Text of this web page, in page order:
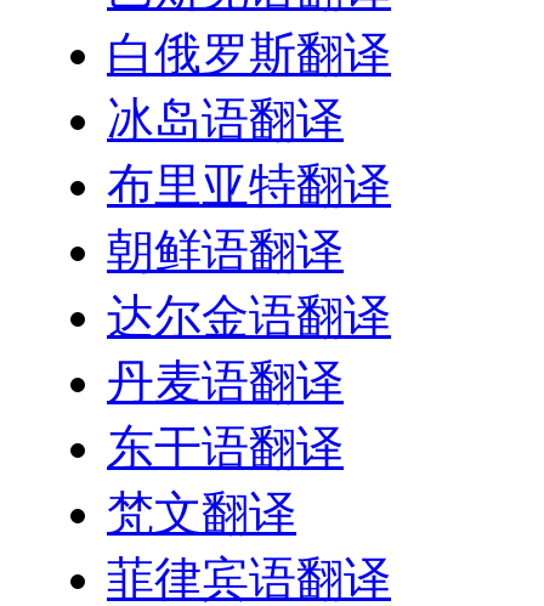
白俄罗斯翻译
冰岛语翻译
布里亚特翻译
朝鲜语翻译
达尔金语翻译
丹麦语翻译
东干语翻译
梵文翻译
菲律宾语翻译